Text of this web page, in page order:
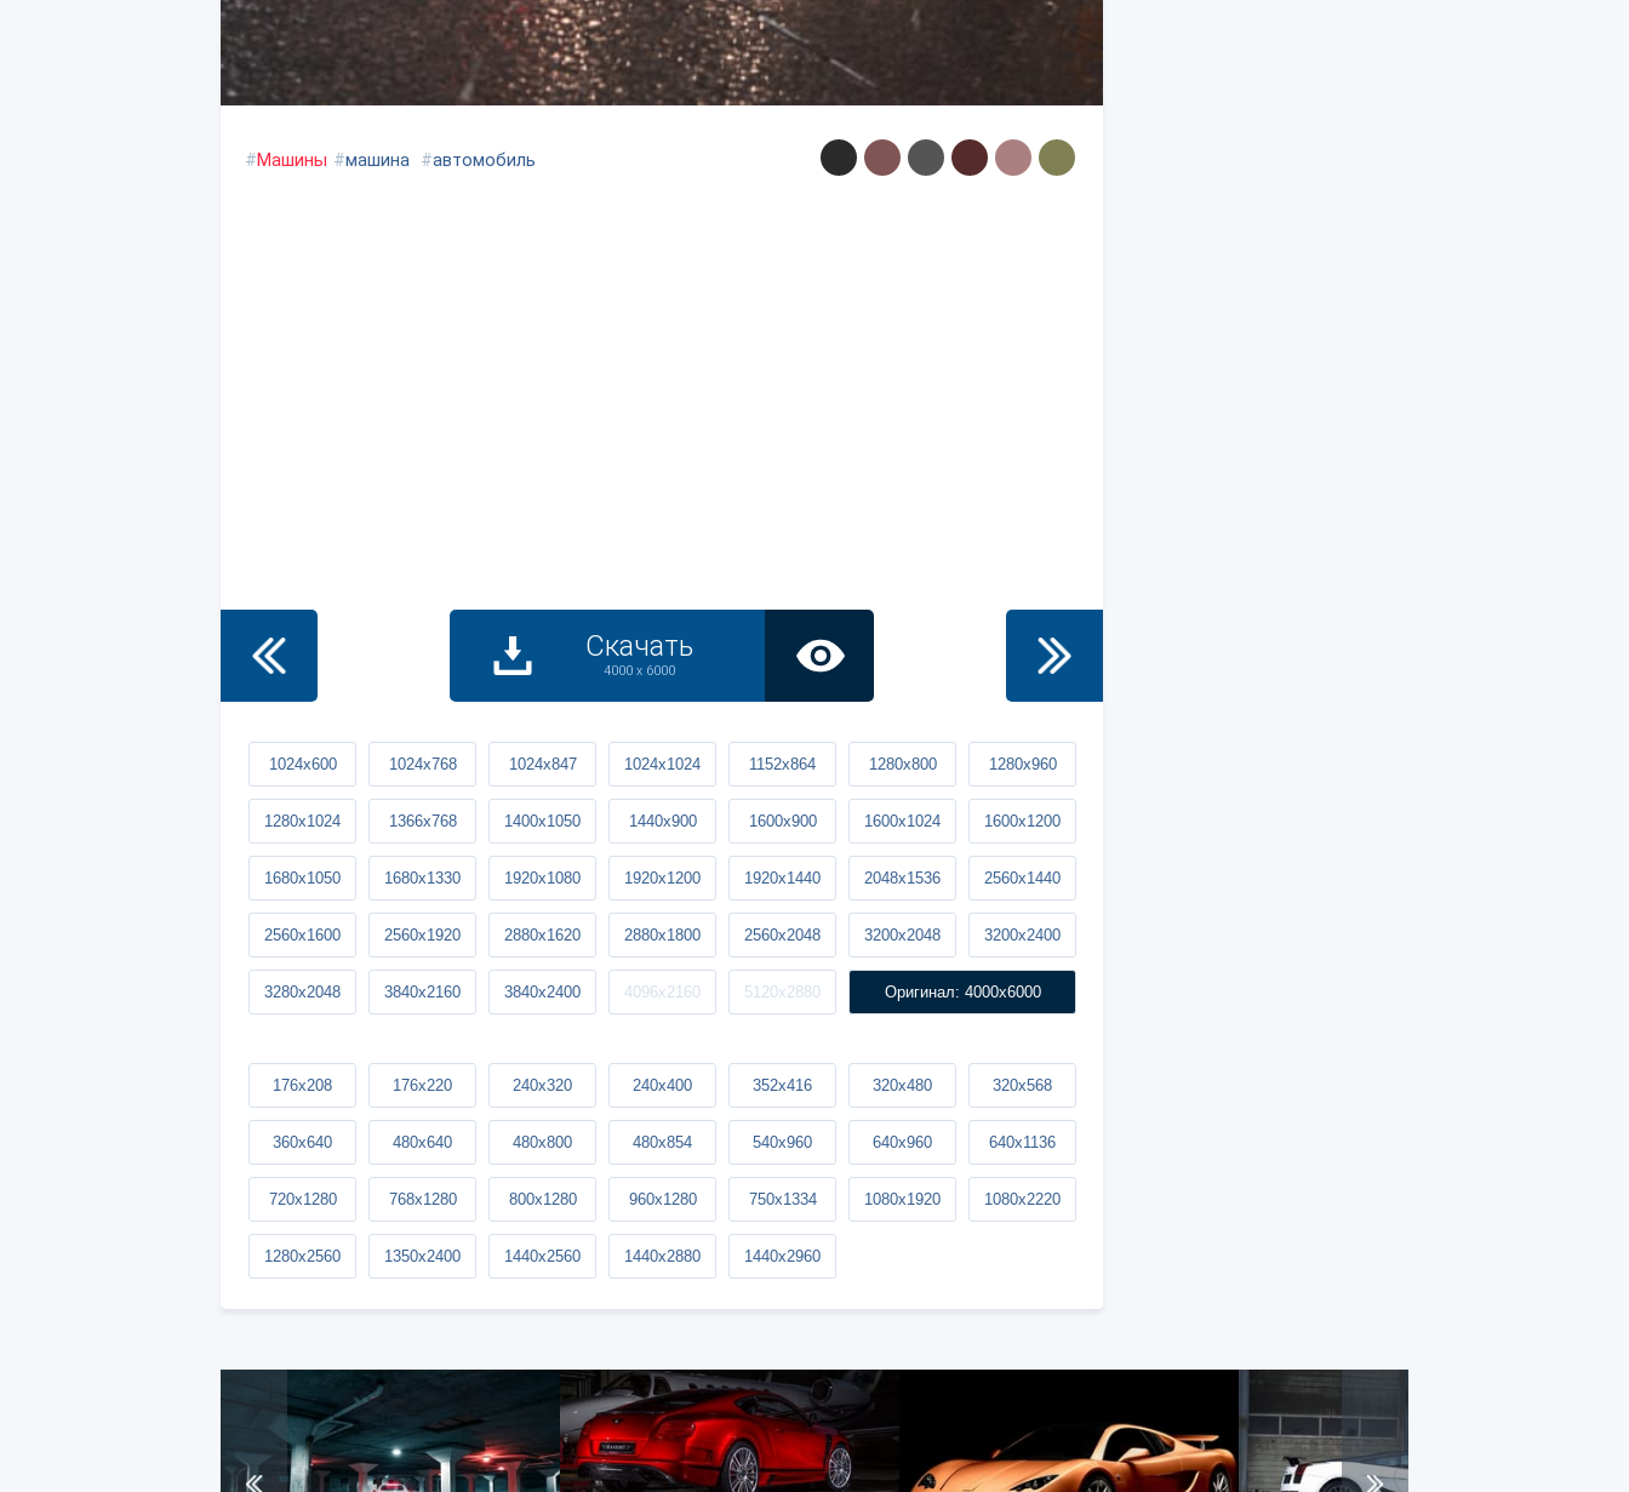
#Машины #машина #автомобиль
Скачать
4000 x 6000
1024x600 1024x768 1024x847 1024x1024 1152x864 1280x800 1280x960
1280x1024 1366x768 1400x1050 1440x900 1600x900 1600x1024 1600x1200
1680x1050 1680x1330 1920x1080 1920x1200 1920x1440 2048x1536 2560x1440
2560x1600 2560x1920 2880x1620 2880x1800 2560x2048 3200x2048 3200x2400
3280x2048 3840x2160 3840x2400 4096x2160 5120x2880 Оригинал: 4000x6000
176x208 176x220 240x320 240x400 352x416 320x480 320x568
360x640 480x640 480x800 480x854 540x960 640x960 640x1136
720x1280 768x1280 800x1280 960x1280 750x1334 1080x1920 1080x2220
1280x2560 1350x2400 1440x2560 1440x2880 1440x2960